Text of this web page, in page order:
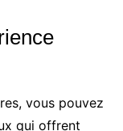
vous pouvez
qui offrent